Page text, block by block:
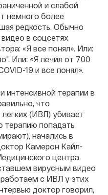
и слабой
немного более
редкость. Обычно
в соцсетях
«Я все понял». Или:
Или: «Я лечил от 700
19 и все понял».
интенсивной терапии в
что
легких (ИВЛ) убивает
терапию попадать
начались в
Камерон Кайл-
центра
вирусным видео
с ИВЛ у этих
доктор говорил,